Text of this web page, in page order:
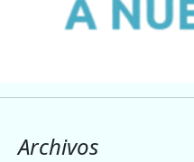
Archivos